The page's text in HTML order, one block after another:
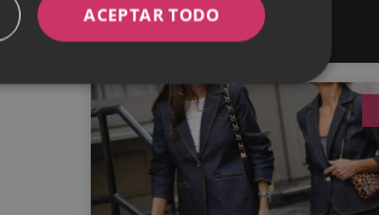
espacios
ACEPTAR TODO